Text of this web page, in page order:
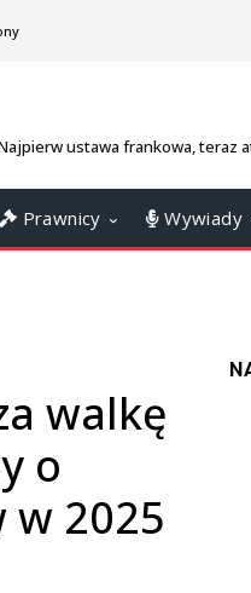
ustawa frankowa, teraz
Prawnicy Wywiady
walkę
o
2025